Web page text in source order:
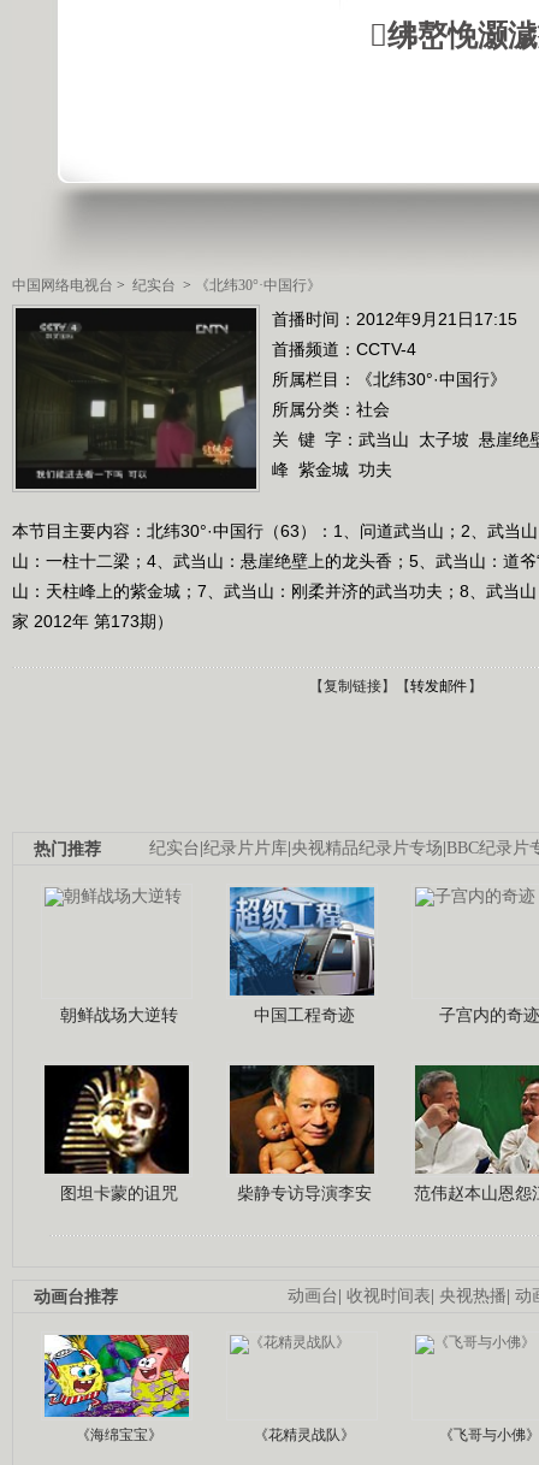
绋嶅悗灏
中国网络电视台 > 纪实台 > 《北纬30°·中国行》
首播时间：2012年9月21日17:15
首播频道： CCTV-4
所属栏目：
《北纬30°·中国行》
所属分类：社会
关 键 字： 武当山 太子坡 悬崖绝
峰 紫金城 功夫
本节目主要内容：北纬30°·中国行（63）：1、问道武当山；2、武当
山：一柱十二梁；4、武当山：悬崖绝壁上的龙头香；5、武当山：道
山：天柱峰上的紫金城；7、武当山：刚柔并济的武当功夫；8、武当
家 2012年 第173期）
【复制链接】【转发邮件】
纪实台|纪录片片库|央视精品纪录片专场|BBC纪录片
热门推荐
朝鲜战场大逆转 中国工程奇迹 子宫内的奇迹
图坦卡蒙的诅咒 柴静专访导演李安 范伟赵本山恩怨
动画台| 收视时间表| 央视热播| 动
动画台推荐
《海绵宝宝》 《花精灵战队》 《飞哥与小佛》